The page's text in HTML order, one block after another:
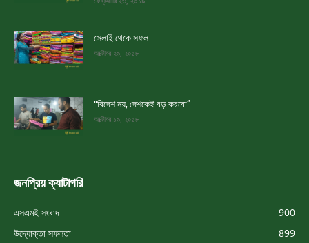
সেলাই থেকে সফল
অক্টোবর ২৯, ২০১৮
“বিদেশ নয়, দেশকেই বড় করবো”
অক্টোবর ১৯, ২০১৮
জনপ্রিয় ক্যাটাগরি
এসএমই সংবাদ
900
উদ্যোক্তা সফলতা
899